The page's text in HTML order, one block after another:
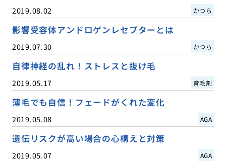
2019.08.02 かつら
影響受容体アンドロゲンレセプターとは
2019.07.30 かつら
自律神経の乱れ！ストレスと抜け毛
2019.05.17 育毛剤
薄毛でも自信！フェードがくれた変化
2019.05.08 AGA
遺伝リスクが高い場合の心構えと対策
2019.05.07 AGA